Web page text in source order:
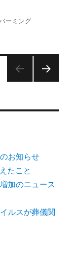
ーミング
お知らせ
たこと
加のニュース
ルスが葬儀関